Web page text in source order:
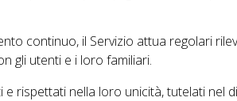
continuo, il Servizio attua regolari
gli utenti e i loro familiari.
rispettati nella loro unicità, tutelati nel